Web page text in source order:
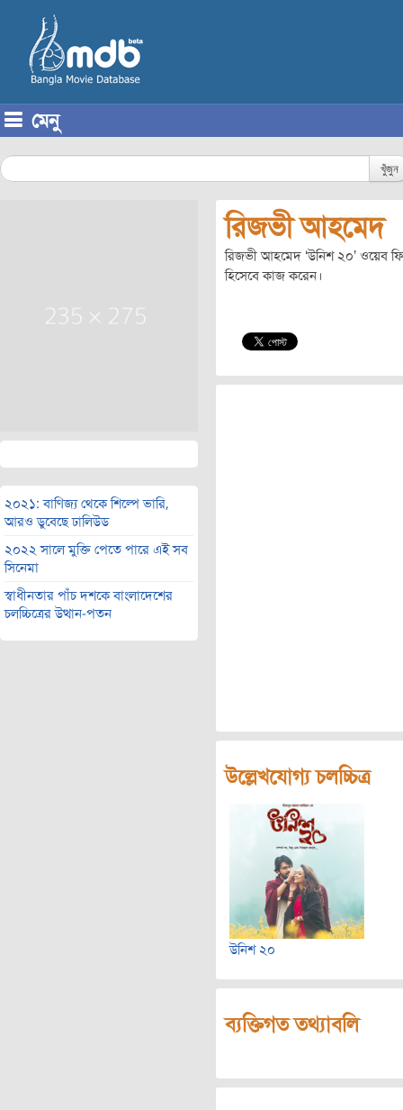
মেনু
খুঁজুন
২০২১: বাণিজ্য থেকে শিল্পে ভারি,
আরও ডুবেছে ঢালিউড
২০২২ সালে মুক্তি পেতে পারে এই সব
সিনেমা
স্বাধীনতার পাঁচ দশকে বাংলাদেশের
চলচ্চিত্রের উত্থান-পতন
রিজভী আহমেদ
রিজভী আহমেদ ‘উনিশ ২০’ ওয়েব
হিসেবে কাজ করেন।
উল্লেখযোগ্য চলচ্চিত্র
উনিশ ২০
ব্যক্তিগত তথ্যাবলি